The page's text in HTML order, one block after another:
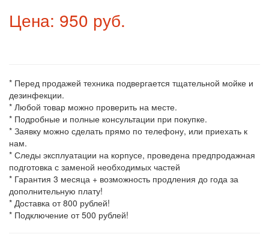
Цена: 950 руб.
* Перед продажей техника подвергается тщательной мойке и
дезинфекции.
* Любой товар можно проверить на месте.
* Подробные и полные консультации при покупке.
* Заявку можно сделать прямо по телефону, или приехать к
нам.
* Следы эксплуатации на корпусе, проведена предпродажная
подготовка с заменой необходимых частей
* Гарантия 3 месяца + возможность продления до года за
дополнительную плату!
* Доставка от 800 рублей!
* Подключение от 500 рублей!